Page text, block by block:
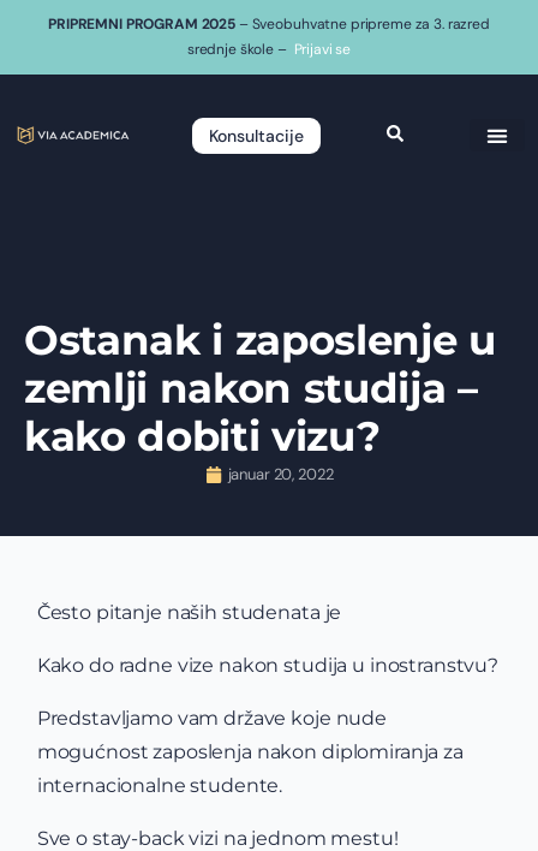
PRIPREMNI PROGRAM 2025 – Sveobuhvatne pripreme za 3. razred
srednje škole – Prijavi se
Konsultacije
Ostanak i zaposlenje u
zemlji nakon studija –
kako dobiti vizu?
januar 20, 2022
Često pitanje naših studenata je
Kako do radne vize nakon studija u inostranstvu?
Predstavljamo vam države koje nude
mogućnost zaposlenja nakon diplomiranja za
internacionalne studente.
Sve o stay-back vizi na jednom mestu!